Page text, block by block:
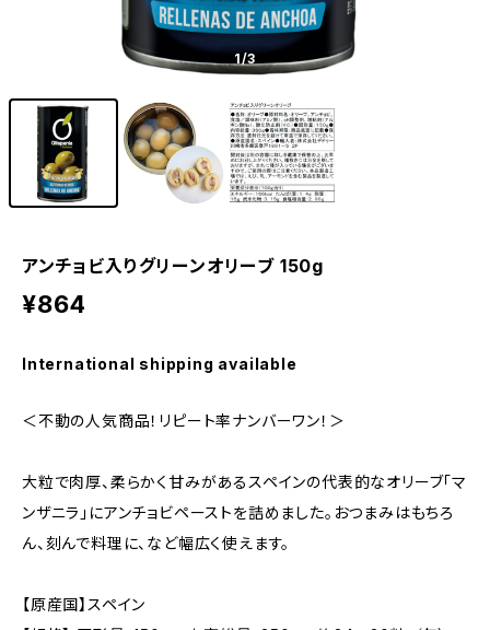
1/3
アンチョビ入りグリーンオリーブ 150g
¥864
International shipping available
＜不動の人気商品！リピート率ナンバーワン！＞
大粒で肉厚、柔らかく甘みがあるスペインの代表的なオリーブ「マ
ンザニラ」にアンチョビペーストを詰めました。おつまみはもちろ
ん、刻んで料理に、など幅広く使えます。
【原産国】スペイン